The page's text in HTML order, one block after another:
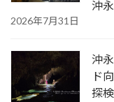
沖
2026年7月31日
沖
ド
探